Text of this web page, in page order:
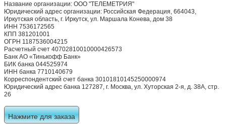
Название организации: ООО "ТЕЛЕМЕТРИЯ"
Юридический адрес организации: Российская Федерация, 664043,
Иркутская область, г. Иркутск, ул. Маршала Конева, дом 38
ИНН 7536172565
КПП 381201001
ОГРН 1187536004215
Расчетный счет 40702810010000426573
Банк АО «Тинькофф Банк»
БИК банка 044525974
ИНН банка 7710140679
Корреспондентский счет банка 30101810145250000974
Юридический адрес банка 127287, г. Москва, ул. Хуторская 2-я, д. 38А, стр.
26
Нажмите для заказа